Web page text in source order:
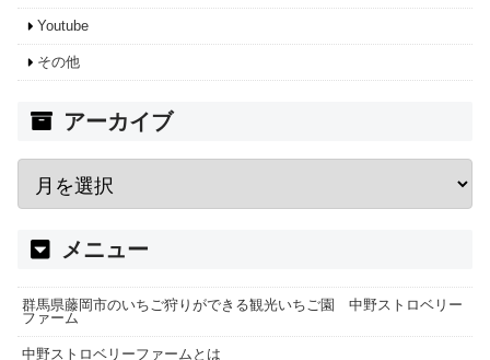
Youtube
その他
アーカイブ
メニュー
群馬県藤岡市のいちご狩りができる観光いちご園 中野ストロベリー
ファーム
中野ストロベリーファームとは